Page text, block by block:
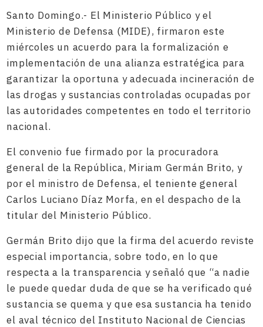
Santo Domingo.- El Ministerio Público y el
Ministerio de Defensa (MIDE), firmaron este
miércoles un acuerdo para la formalización e
implementación de una alianza estratégica para
garantizar la oportuna y adecuada incineración de
las drogas y sustancias controladas ocupadas por
las autoridades competentes en todo el territorio
nacional.
El convenio fue firmado por la procuradora
general de la República, Miriam Germán Brito, y
por el ministro de Defensa, el teniente general
Carlos Luciano Díaz Morfa, en el despacho de la
titular del Ministerio Público.
Germán Brito dijo que la firma del acuerdo reviste
especial importancia, sobre todo, en lo que
respecta a la transparencia y señaló que “a nadie
le puede quedar duda de que se ha verificado qué
sustancia se quema y que esa sustancia ha tenido
el aval técnico del Instituto Nacional de Ciencias